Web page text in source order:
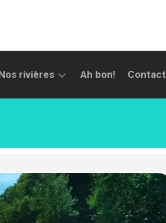
rivières
SURAN
AIN
SAULT
BRÉNAZ
Ah bon! Contact